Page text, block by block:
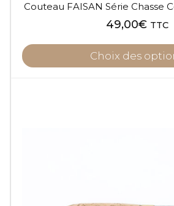
Couteau FAISAN Série Chasse
49,00€ TTC
Choix des